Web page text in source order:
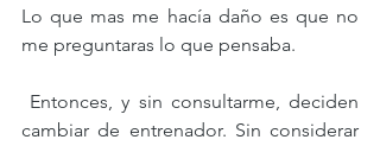
Lo que mas me hacía daño es que no
me preguntaras lo que pensaba.
cambiar de entrenador. Sin considerar